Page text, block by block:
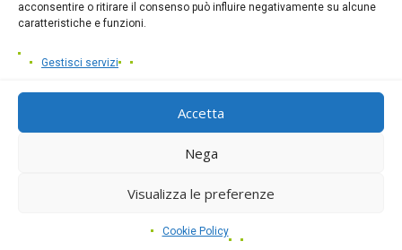
acconsentire o ritirare il consenso può influire negativamente su alcune
caratteristiche e funzioni.
Gestisci servizi
Accetta
Nega
Visualizza le preferenze
Cookie Policy
Direttore sanitario
Amministrazione trasparente WhistleBlowing
/ © 2026 Camaldoli Hospital